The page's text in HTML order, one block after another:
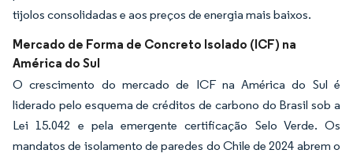
tijolos consolidadas e aos preços de energia mais baixos.
Mercado de Forma de Concreto Isolado (ICF) na
América do Sul
O crescimento do mercado de ICF na América do Sul é
liderado pelo esquema de créditos de carbono do Brasil sob a
Lei 15.042 e pela emergente certificação Selo Verde. Os
mandatos de isolamento de paredes do Chile de 2024 abrem o